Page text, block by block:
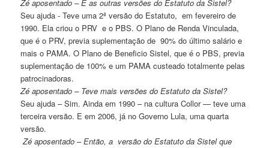
Zé aposentado – E as outras versões do Estatuto da Sistel?
Seu ajuda - Teve uma 2ª versão do Estatuto, em fevereiro de
1990. Ela criou o PRV e o PBS. O Plano de Renda Vinculada,
que é o PRV, previa suplementação de 90% do último salário e
mais o PAMA. O Plano de Beneficio Sistel, que é o PBS, previa
suplementação de 100% e um PAMA custeado totalmente pelas
patrocinadoras.
Zé aposentado – Teve mais versões do Estatuto da Sistel?
Seu ajuda – Sim. Ainda em 1990 – na cultura Collor — teve uma
terceira versão. E em 2006, já no Governo Lula, uma quarta
versão.
Zé aposentado – Então, a versão do Estatuto da Sistel que